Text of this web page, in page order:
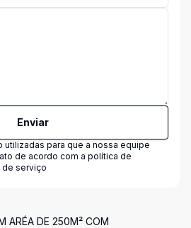
Enviar
utilizadas para que a nossa equipe
de acordo com a política de
serviço
ARÉA DE 250M² COM